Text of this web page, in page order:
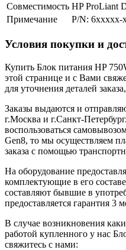
Совместимость HP ProLiant
Примечание
P/N: 6xxxxx-
Условия покупки и
Купить Блок питания HP
этой странице и с Вами
для уточнения деталей
Заказы выдаются и
г.Москва и г.Санкт-
воспользоваться
Gen8, то мы осуществляем
заказа с помощью
На оборудование
комплектующие в его
составляют бывшие в
предоставляется гарантия 3
В случае возникновения
работой купленного у нас
свяжитесь с нами: